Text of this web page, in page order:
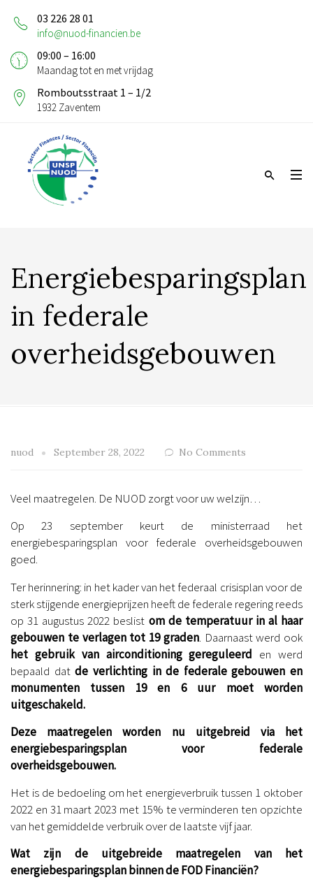
03 226 28 01
info@nuod-financien.be
09:00 – 16:00
Maandag tot en met vrijdag
Romboutsstraat 1 – 1/2
1932 Zaventem
Energiebesparingsplan
in federale
overheidsgebouwen
nuod September 28, 2022 No Comments
Veel maatregelen. De NUOD zorgt voor uw welzijn…
Op 23 september keurt de ministerraad het
energiebesparingsplan voor federale overheidsgebouwen
goed.
Ter herinnering: in het kader van het federaal crisisplan voor de
sterk stijgende energieprijzen heeft de federale regering reeds
op 31 augustus 2022 beslist om de temperatuur in al haar
gebouwen te verlagen tot 19 graden. Daarnaast werd ook
het gebruik van airconditioning gereguleerd en werd
bepaald datde verlichting in de federale gebouwen en
monumenten tussen 19 en 6 uur moet worden
uitgeschakeld.
Deze maatregelen worden nu uitgebreid via het
energiebesparingsplan voor federale
overheidsgebouwen.
Het is de bedoeling om het energieverbruik tussen 1 oktober
2022 en 31 maart 2023 met 15% te verminderen ten opzichte
van het gemiddelde verbruik over de laatste vijf jaar.
Wat zijn de uitgebreide maatregelen van het
energiebesparingsplan binnen de FOD Financiën?